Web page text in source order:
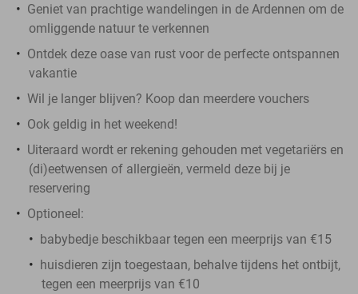
Geniet van prachtige wandelingen in de Ardennen om de
omliggende natuur te verkennen
Ontdek deze oase van rust voor de perfecte ontspannen
vakantie
Wil je langer blijven? Koop dan meerdere vouchers
Ook geldig in het weekend!
Uiteraard wordt er rekening gehouden met vegetariërs en
(di)eetwensen of allergieën, vermeld deze bij je
reservering
Optioneel:
babybedje beschikbaar tegen een meerprijs van €15
huisdieren zijn toegestaan, behalve tijdens het ontbijt,
tegen een meerprijs van €10